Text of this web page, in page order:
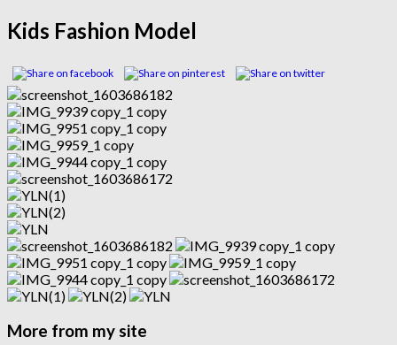
Kids Fashion Model
More from my site